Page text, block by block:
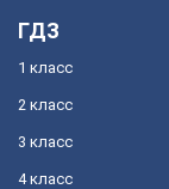
ГДЗ
1 класс
2 класс
3 класс
4 класс